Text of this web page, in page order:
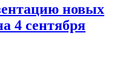
новых
4 сентября